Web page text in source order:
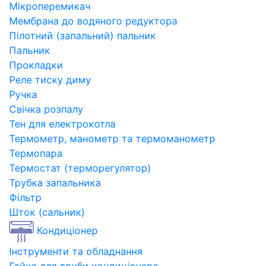
Мікроперемикач
Мембрана до водяного редуктора
Пілотний (запальний) пальник
Пальник
Прокладки
Реле тиску диму
Ручка
Свічка розпалу
Тен для електрокотла
Термометр, манометр та термоманометр
Термопара
Термостат (терморегулятор)
Трубка запальника
Фільтр
Шток (сальник)
Кондиціонер
Інструменти та обладнання